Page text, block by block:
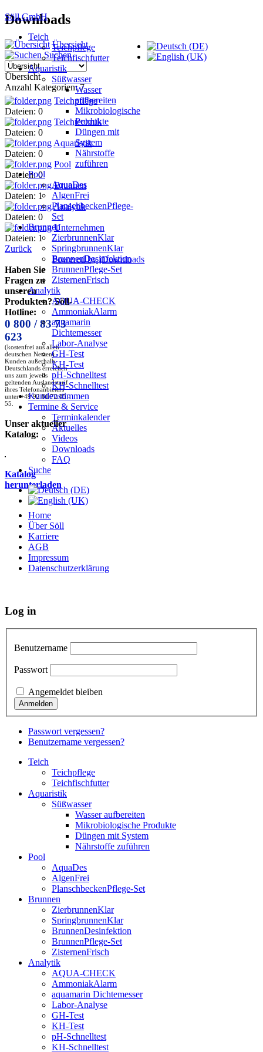
Söll GmbH
Teich
Teichpflege
Teichfischfutter
Aquaristik
Süßwasser
Wasser
aufbereiten
Mikrobiologische
Produkte
Düngen mit
System
Nährstoffe
zuführen
Pool
AquaDes
AlgenFrei
PlanschbeckenPflege-
Set
Brunnen
ZierbrunnenKlar
SpringbrunnenKlar
BrunnenDesinfektion
BrunnenPflege-Set
ZisternenFrisch
Analytik
AQUA-CHECK
AmmoniakAlarm
aquamarin
Dichtemesser
Labor-Analyse
GH-Test
KH-Test
pH-Schnelltest
KH-Schnelltest
Kundenstimmen
Termine & Service
Terminkalender
Aktuelles
Videos
Downloads
FAQ
Suche
Downloads
Übersicht
Suchen
Übersicht
Anzahl Kategorien: 7
Teichpflege
Dateien: 0
Teichtechnik
Dateien: 0
Aquaristik
Dateien: 0
Pool
Dateien: 0
Brunnen
Dateien: 1
Analytik
Dateien: 0
Unternehmen
Dateien: 1
Zurück
Powered by jDownloads
Haben Sie
Fragen zu
unseren
Produkten? Söll-
Hotline:
0 800 / 83 73
623
(kostenfrei aus allen
deutschen Netzen)
Kunden außerhalb
Deutschlands erreichen
uns zum jeweils
geltenden Auslandstarif
ihres Telefonanbieters
unter +49 92 81/72 85 -
55.
Unser aktueller
Katalog:
Katalog
herunterladen
Home
Über Söll
Karriere
AGB
Impressum
Datenschutzerklärung
Log in
Benutzername
Passwort
Angemeldet bleiben
Passwort vergessen?
Benutzername vergessen?
Teich
Teichpflege
Teichfischfutter
Aquaristik
Süßwasser
Wasser aufbereiten
Mikrobiologische Produkte
Düngen mit System
Nährstoffe zuführen
Pool
AquaDes
AlgenFrei
PlanschbeckenPflege-Set
Brunnen
ZierbrunnenKlar
SpringbrunnenKlar
BrunnenDesinfektion
BrunnenPflege-Set
ZisternenFrisch
Analytik
AQUA-CHECK
AmmoniakAlarm
aquamarin Dichtemesser
Labor-Analyse
GH-Test
KH-Test
pH-Schnelltest
KH-Schnelltest